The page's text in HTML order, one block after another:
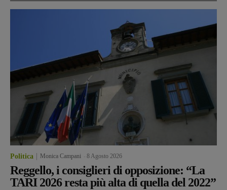
Politica Monica Campani 8 Agosto 2026
Reggello, i consiglieri di opposizione: “La
TARI 2026 resta più alta di quella del 2022”